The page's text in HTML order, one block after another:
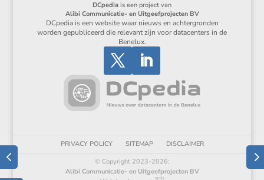
DCpedia is een project van
Alibi Communicatie- en Uitgeefprojecten BV
DCpedia is een website waar nieuws en achtergronden
worden gepubliceerd die relevant zijn voor datacenters in de
Benelux.
PRIVACY POLICY SITEMAP
DISCLAIMER
© Copyright 2023-2026:
Alibi Communicatie- en Uitgeefprojecten BV